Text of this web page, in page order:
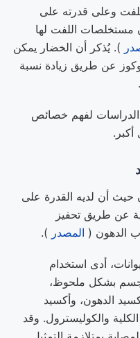
وعلى قدرته على
مستخلصات اللفت لها
). يُذكر أن الخضار يمكن
عن طريق زيادة نسبة
لفهم خصائص
حيث أن لديه القدرة على
عن طريق تحفيز
الدهون ( المصدر ).
أدى استخدام
بشكل ملحوظ،
الدهون، وأكسيد
الكلية والكوليسترول. وقد